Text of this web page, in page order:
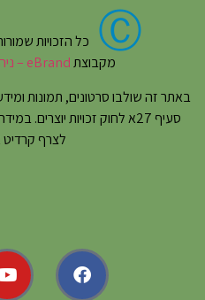
Ⓒ כל הזכויות
מקבוצתeBrand – ניהול מוניטין באינטרנט
באתר זה שולבו סרטונים, תמונות
סעיף 27א לחוק זכויות
לצרף